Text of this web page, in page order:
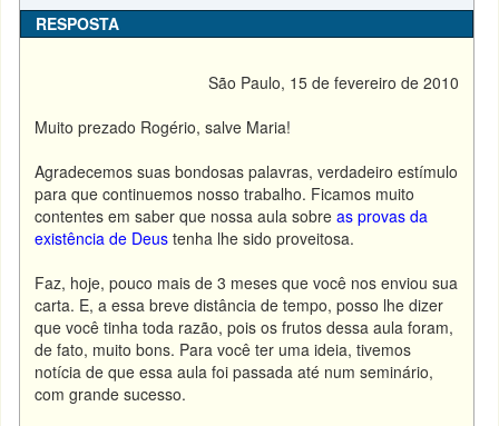
RESPOSTA
São Paulo, 15 de fevereiro de 2010
Muito prezado Rogério, salve Maria!
Agradecemos suas bondosas palavras, verdadeiro estímulo
para que continuemos nosso trabalho. Ficamos muito
contentes em saber que nossa aula sobreas provas da
existência de Deus tenha lhe sido proveitosa.
Faz, hoje, pouco mais de 3 meses que você nos enviou sua
carta. E, a essa breve distância de tempo, posso lhe dizer
que você tinha toda razão, pois os frutos dessa aula foram,
de fato, muito bons. Para você ter uma ideia, tivemos
notícia de que essa aula foi passada até num seminário,
com grande sucesso.